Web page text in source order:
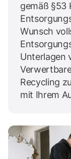
gemäß §53
Wunsch
Unterlagen
Recycling
mit Ihrem